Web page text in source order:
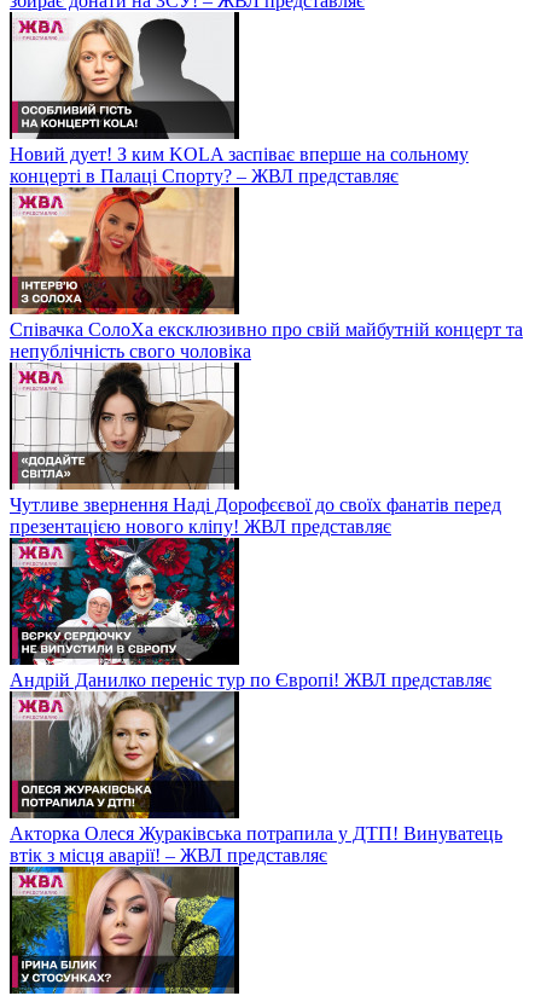
Новий дует! З ким KOLA заспіває вперше на сольному
концерті в Палаці Спорту? – ЖВЛ представляє
Співачка СолоХа ексклюзивно про свій майбутній концерт та
непублічність свого чоловіка
Чутливе звернення Наді Дорофєєвої до своїх фанатів перед
презентацією нового кліпу! ЖВЛ представляє
Андрій Данилко переніс тур по Європі! ЖВЛ представляє
Акторка Олеся Жураківська потрапила у ДТП! Винуватець
втік з місця аварії! – ЖВЛ представляє